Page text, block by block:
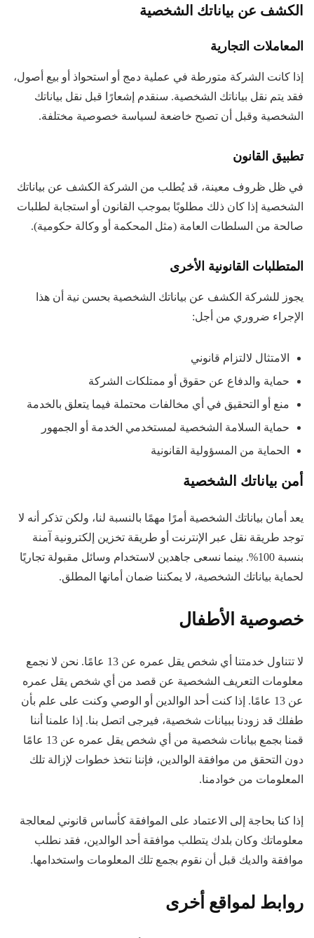
الكشف عن بياناتك الشخصية
المعاملات التجارية
إذا كانت الشركة متورطة في عملية دمج أو استحواذ أو بيع أصول،
فقد يتم نقل بياناتك الشخصية. سنقدم إشعارًا قبل نقل بياناتك
الشخصية وقبل أن تصبح خاضعة لسياسة خصوصية مختلفة.
تطبيق القانون
في ظل ظروف معينة، قد يُطلب من الشركة الكشف عن بياناتك
الشخصية إذا كان ذلك مطلوبًا بموجب القانون أو استجابة لطلبات
صالحة من السلطات العامة (مثل المحكمة أو وكالة حكومية).
المتطلبات القانونية الأخرى
يجوز للشركة الكشف عن بياناتك الشخصية بحسن نية أن هذا
الإجراء ضروري من أجل:
الامتثال لالتزام قانوني
حماية والدفاع عن حقوق أو ممتلكات الشركة
منع أو التحقيق في أي مخالفات محتملة فيما يتعلق بالخدمة
حماية السلامة الشخصية لمستخدمي الخدمة أو الجمهور
الحماية من المسؤولية القانونية
أمن بياناتك الشخصية
يعد أمان بياناتك الشخصية أمرًا مهمًا بالنسبة لنا، ولكن تذكر أنه لا
توجد طريقة نقل عبر الإنترنت أو طريقة تخزين إلكترونية آمنة
بنسبة 100%. بينما نسعى جاهدين لاستخدام وسائل مقبولة تجاريًا
لحماية بياناتك الشخصية، لا يمكننا ضمان أمانها المطلق.
خصوصية الأطفال
لا تتناول خدمتنا أي شخص يقل عمره عن 13 عامًا. نحن لا نجمع
معلومات التعريف الشخصية عن قصد من أي شخص يقل عمره
عن 13 عامًا. إذا كنت أحد الوالدين أو الوصي وكنت على علم بأن
طفلك قد زودنا ببيانات شخصية، فيرجى اتصل بنا. إذا علمنا أننا
قمنا بجمع بيانات شخصية من أي شخص يقل عمره عن 13 عامًا
دون التحقق من موافقة الوالدين، فإننا نتخذ خطوات لإزالة تلك
المعلومات من خوادمنا.
إذا كنا بحاجة إلى الاعتماد على الموافقة كأساس قانوني لمعالجة
معلوماتك وكان بلدك يتطلب موافقة أحد الوالدين، فقد نطلب
موافقة والديك قبل أن نقوم بجمع تلك المعلومات واستخدامها.
روابط لمواقع أخرى